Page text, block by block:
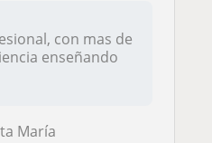
con mas de
enseñando
María